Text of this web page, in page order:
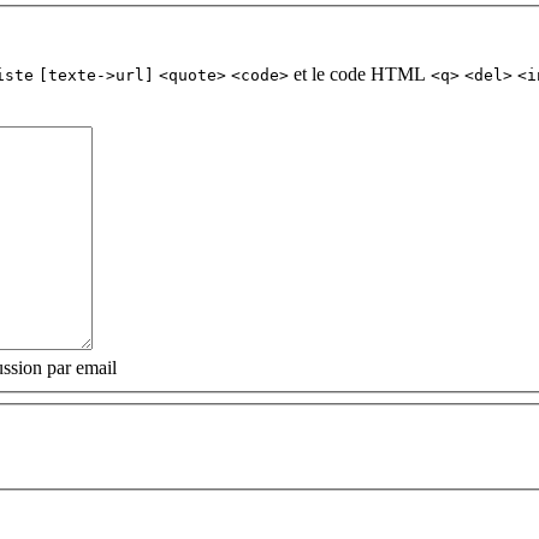
[texte->url] <quote> <code> et le code HTML <q> <del>
par email